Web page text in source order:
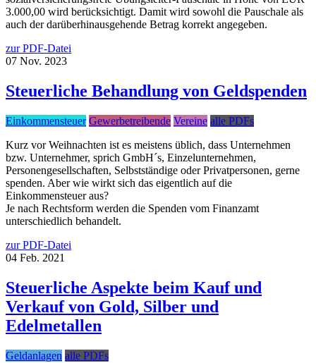
3.000,00 wird berücksichtigt. Damit wird sowohl die Pauschale als
auch der darüberhinausgehende Betrag korrekt angegeben.
zur PDF-Datei
07 Nov. 2023
Steuerliche Behandlung von Geldspenden
Einkommensteuer Gewerbetreibende Vereine alle PDFs
Kurz vor Weihnachten ist es meistens üblich, dass Unternehmen
bzw. Unternehmer, sprich GmbH´s, Einzelunternehmen,
Personengesellschaften, Selbstständige oder Privatpersonen, gerne
spenden. Aber wie wirkt sich das eigentlich auf die
Einkommensteuer aus?
Je nach Rechtsform werden die Spenden vom Finanzamt
unterschiedlich behandelt.
zur PDF-Datei
04 Feb. 2021
Steuerliche Aspekte beim Kauf und
Verkauf von Gold, Silber und
Edelmetallen
Geldanlagen alle PDFs